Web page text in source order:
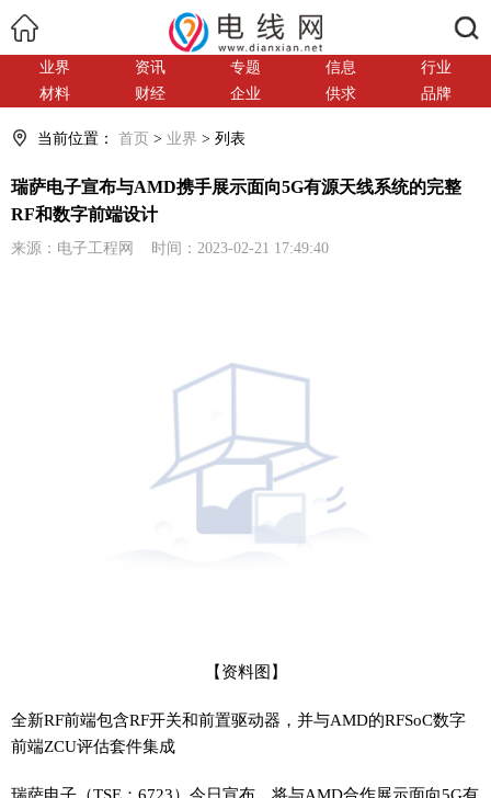
业界 资讯 专题 信息
行业
材料
财经 企业 供求 品牌
当前位置： 首页 > 业界 > 列表
瑞萨电子宣布与AMD携手展示面向5G有源天线系统的完整
RF和数字前端设计
来源：电子工程网 时间：2023-02-21 17:49:40
【资料图】
全新RF前端包含RF开关和前置驱动器，并与AMD的RFSoC数字
前端ZCU评估套件集成
瑞萨电子（TSE：6723）今日宣布，将与AMD合作展示面向5G有